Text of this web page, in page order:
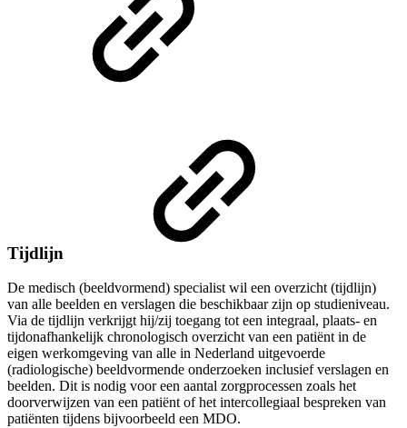
Tijdlijn
De medisch (beeldvormend) specialist wil een overzicht (tijdlijn)
van alle beelden en verslagen die beschikbaar zijn op studieniveau.
Via de tijdlijn verkrijgt hij/zij toegang tot een integraal, plaats- en
tijdonafhankelijk chronologisch overzicht van een patiënt in de
eigen werkomgeving van alle in Nederland uitgevoerde
(radiologische) beeldvormende onderzoeken inclusief verslagen en
beelden. Dit is nodig voor een aantal zorgprocessen zoals het
doorverwijzen van een patiënt of het intercollegiaal bespreken van
patiënten tijdens bijvoorbeeld een MDO.